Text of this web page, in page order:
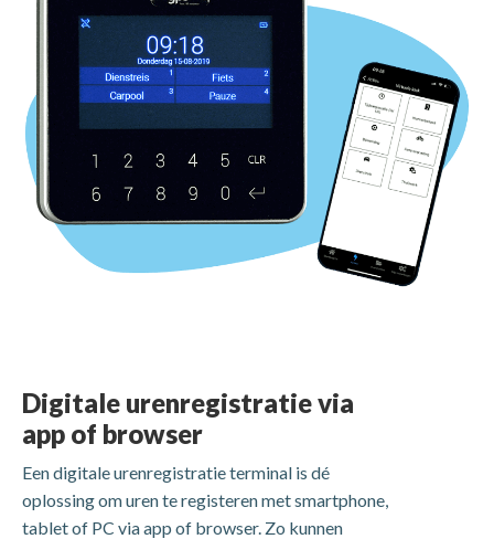
Digitale urenregistratie via
app of browser
Een digitale urenregistratie terminal is dé
oplossing om uren te registeren met smartphone,
tablet of PC via app of browser. Zo kunnen